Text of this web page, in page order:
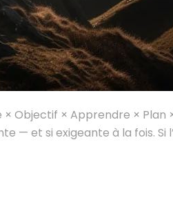
Objectif × Apprendre × Plan
— et si exigeante à la fois. Si